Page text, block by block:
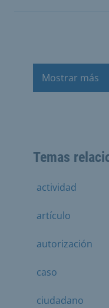
Mostrar más
Temas
actividad
artículo
autorización
caso
ciudadano